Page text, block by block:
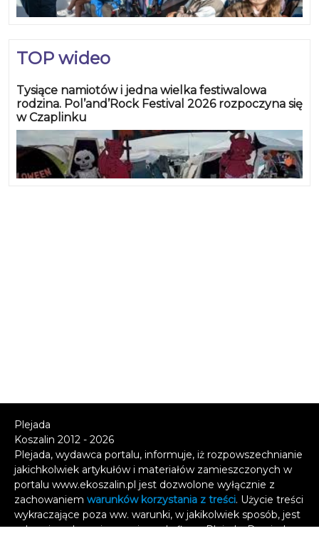
TOP wideo
Tysiące namiotów i jedna wielka festiwalowa
rodzina. Pol’and’Rock Festival 2026 rozpoczyna się
w Czaplinku
Plejada
Koszalin 2012 - 2026
Plejada, wydawca portalu, informuje, iż rozpowszechnianie
jakichkolwiek artykułów i materiałów zamieszczonych w
portalu www.ekoszalin.pl jest dozwolone wyłącznie z
zachowaniem warunków korzystania z treści. Użycie treści
wykraczające poza ww. warunki, w jakikolwiek sposób, jest
zabronione bez pisemnej zgody firmy Plejada. Dowiedz